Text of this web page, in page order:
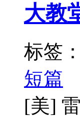
大教
标签：
短篇
[美]